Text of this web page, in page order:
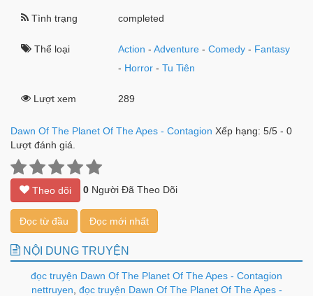
Tình trạng completed
Thể loại Action -Adventure -Comedy - Fantasy
- Horror -Tu Tiên
Lượt xem 289
Dawn Of The Planet Of The Apes - Contagion Xếp hạng: 5/5 - 0
Lượt đánh giá.
Theo dõi 0 Người Đã Theo Dõi
Đọc từ đầu Đọc mới nhất
NỘI DUNG TRUYỆN
đọc truyện Dawn Of The Planet Of The Apes - Contagion
nettruyen đọc truyện Dawn Of The Planet Of The Apes -